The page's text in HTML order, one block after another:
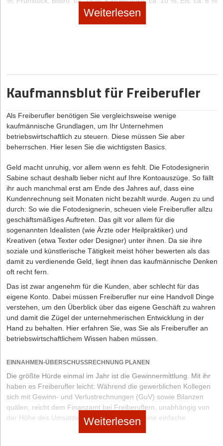
Wenn du planst, Geld nur durch dein Softwareprodukt zu verdienen,
solltest du festlegen, wie du das machst. Man unterscheidet die
erhalten diese eine zeitlich unbegrenzte Erlaubnis das Produkt zu
auch zusätzliche Gebühren durch Anpassungen und regelmäßige
Updates entstehen.
Abonnementsbasiertes Modell:Das Nutzungsrecht wird für
einen bestimmten Zeitraum (z.B. Benutzer/Monat) gemietet.
Version der Software. Wird der festgelegte Zeitraum abgelaufen,
musste das Nutzungsrecht durch die wiederkehrende Zahlung
erneut aktiviert werden.
Das Pay-as-you-go-Modell:
Die Endnutzer*innen bezahlen nur
Ressourcen, die sie tatsächlich genutzt haben. Die Zahlung basiert
auf einer messbaren Einheit wie z. B. pro Transaktion, pro
Gigabyte Speicherplatz, pro Verbindung.
Freemium-Modell:du kombinierst zwei Angebote. Erst stellst du
ein Basisprodukt kostenlos zur Verfügung, um potenzielle
Kund*innen zu gewinnen und ihr Interesse zu wecken. Dann
Funktionen und Erweiterungen zu nutzen, für die
Endnutzer*innen aber extra bezahlen müssen.
In-App-Käufe:Dieses Modell ermöglicht es, eine App als
Vertriebskanal zu nutzen, um verschiedene Produkte zu
verkaufen.
Dienstleistungen. Dazu gehören in erster Linie technischer Support und
Wartung deines Softwareprodukts.
Nach Bereitstellungsmodell
Cloud:Ein Softwareprodukt wird über das Internet bereitgestellt,
das Kund*innen ohne Installation sofort nutzen können. Dieses
Weiterlesen
Kaufmannsblut für Freiberufler
Als Freiberufler benötigen Sie vergleichsweise wenige
kaufmännische Grundlagen, um Ihr Unternehmen
betriebswirtschaftlich zu steuern. Diese müssen Sie aber
beherrschen. Hier lesen Sie die wichtigsten Basics.
Geld macht unruhig, vor allem wenn es fehlt. Die Fotodesignerin
Sabine schaut deshalb lieber nicht auf Ihre Kontoauszüge. So fällt
ihr auch manchmal erst am Ende des Jahres auf, dass eine
Kundenrechnung seit Monaten nicht bezahlt wurde. Augen zu und
durch: So wie die Fotodesignerin, scheuen viele Freiberufler allzu
geschäftsmäßiges Auftreten. Das gilt vor allem für die
sogenannten Idealisten (wie Ärzte oder Heilpraktiker) und
Kreativen (etwa Texter oder Designer) unter ihnen. Da sie ihre
soziale und künstlerische Tätigkeit meist höher bewerten als das
damit zu verdienende Geld, liegt ihnen das kaufmännische Denken
oft recht fern.
Das ist zwar angenehm für die Kunden, aber schlecht für das
eigene Konto. Dabei müssen Freiberufler nur eine Handvoll Dinge
verstehen, um den Überblick über das eigene Geschäft zu wahren
und damit die Zügel der unternehmerischen Entwicklung in der
Hand zu behalten. Hier erfahren Sie, was Sie als Freiberufler an
betriebswirtschaftlichem Wissen haben müssen.
EINNAHMEN-ÜBERSCHUSSRECHNUNG PLANEN
Die größte Hürde einmal im Jahr ist die Gewinnermittlung. Mit ihr
haben es Freiberufler leicht: Während die gewerblichen Kollegen
sich mit Gewinn- und Verlustrechnungen (GuV) sowie Bilanzen
quälen, reicht dem Finanzamt bei Freiberuflern, unabhängig von
der Höhe des Umsatzes und des Gewinns, eine einfache
Weiterlesen